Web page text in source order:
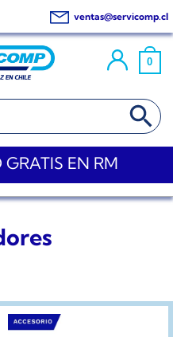
ventas@servicomp.cl
0
BOTÓN DE
EN RM